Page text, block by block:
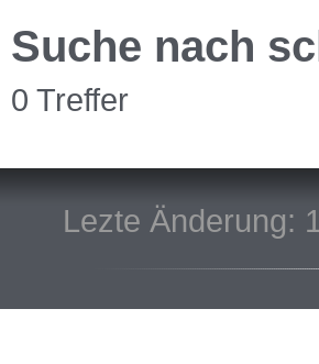
Suche nach
0 Treffer
Lezte Änderung: